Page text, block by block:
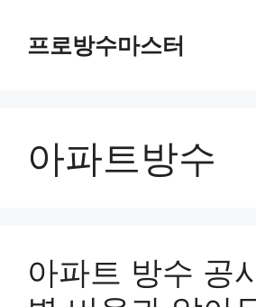
프로방수마스터
아파트방수
아파트 방수 공